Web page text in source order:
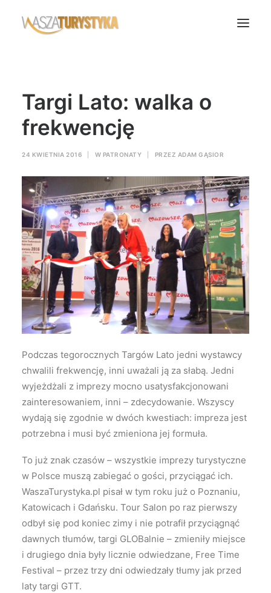
Biura podróży
Transport
Noclegi
Polska
Świat
Podcasty
Rok Kobiet
Wasze Podróże
Wyszukiwanie
Targi Lato: walka o
frekwencję
24 KWIETNIA 2016 W PATRONATY PRZEZ ADAM GĄSIOR
Podczas tegorocznych Targów Lato jedni wystawcy
chwalili frekwencję, inni uważali ją za słabą. Jedni
wyjeżdżali z imprezy mocno usatysfakcjonowani
zainteresowaniem, inni – zdecydowanie. Wszyscy
wydają się zgodnie w dwóch kwestiach: impreza jest
potrzebna i musi być zmieniona jej formuła.
To już znak czasów – wszystkie imprezy turystyczne
w Polsce muszą zabiegać o gości, przyciągać ich.
WaszaTurystyka.pl pisał w tym roku już o Poznaniu,
Katowicach i Gdańsku. Tour Salon po raz pierwszy
odbył się pod koniec zimy i nie potrafił przyciągnąć
dawnych tłumów, targi GLOBalnie – zmieniły miejsce
i drugiego dnia były licznie odwiedzane, Free Time
Festival – przez trzy dni odwiedzały tłumy jak przed
laty targi GTT.